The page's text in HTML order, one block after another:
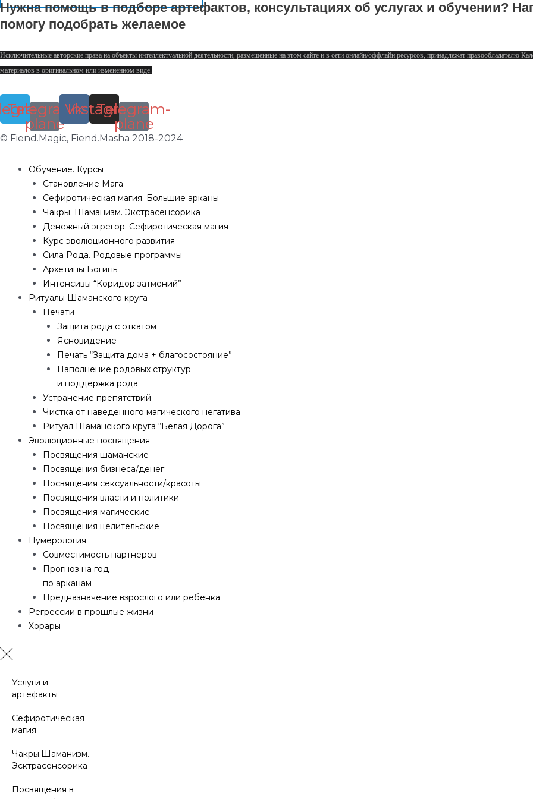
Нужна помощь в подборе артефактов, консультациях об услугах и обучении?
помогу подобрать желаемое
Исключительные авторские права на объекты интеллектуальной деятельности, размещенные на этом сайте и в сети онлайн/оффлайн ресурсов, принадлежат правообладателю
материалов в оригинальном или измененном виде.
Telegram-
plane
Vk
Instagram
Telegram-
plane
© Fiend.Magic, Fiend.Masha 2018-2024
Обучение. Курсы
Становление Мага
Сефиротическая магия. Большие арканы
Чакры. Шаманизм. Экстрасенсорика
Денежный эгрегор. Сефиротическая магия
Курс эволюционного развития
Сила Рода. Родовые программы
Архетипы Богинь
Интенсивы “Коридор затмений”
Ритуалы Шаманского круга
Печати
Защита рода с откатом
Ясновидение
Печать “Защита дома + благосостояние”
Наполнение родовых структур
и поддержка рода
Устранение препятствий
Чистка от наведенного магического негатива
Ритуал Шаманского круга “Белая Дорога”
Эволюционные посвящения
Посвящения шаманские
Посвящения бизнеса/денег
Посвящения сексуальности/красоты
Посвящения власти и политики
Посвящения магические
Посвящения целительские
Нумерология
Совместимость партнеров
Прогноз на год
по арканам
Предназначение взрослого или ребёнка
Регрессии в прошлые жизни
Хорары
Услуги и
артефакты
Сефиротическая
магия
Чакры.Шаманизм.
Эсктрасенсорика
Посвящения в